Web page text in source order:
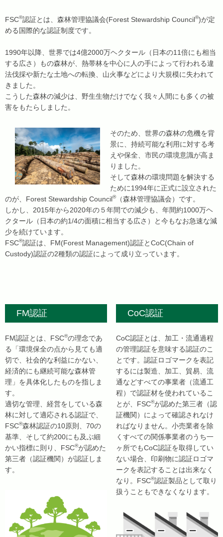
FSC®認証とは、森林管理協議会(Forest Stewardship Council®)が定
める国際的な認証制度です。
1990年以降、世界では4億2000万ヘクタール（日本の11倍にも相当
する広さ）もの森林が、熱帯林を中心に人の手によって行われる違
法伐採や新たな土地への転換、山火事などにより大規模に失われて
きました。
こうした森林の減少は、野生生物だけでなく我々人間にも多くの被
害をもたらしました。
そのため、世界の森林の危機を背
景に、持続可能な利用に対する考
えや保全、市民の環境意識が高ま
りました。
そして森林の環境問題を解決する
ために1994年に正式に設立された
のが、Forest Stewardship Council®（森林管理協議会）です。
しかし、2015年から2020年の５年間での減少も、年間約1000万ヘ
クタール（日本の約1/4の面積に相当する広さ）と今もなお急速な減
少を続けています。
FSC®認証は、FM(Forest Management)認証とCoC(Chain of
Custody)認証の2種類の認証によって成り立っています。
FM認証
FM認証とは、FSC®の理念であ
る「環境保全の点から見ても適
切で、社会的な利益にかない、
経済的にも継続可能な森林管
理」を具体化したものを指しま
す。
適切な管理、経営をしている森
林に対して適応される認証で、
FSC®森林認証の10原則、70の
基準、そして約200にも及ぶ細
かい指標に則り、FSC®が認めた
第三者（認証機関）が認証しま
す。
CoC認証
CoC認証とは、加工・流通過程
の管理認証を意味する認証のこ
とです。認証ロゴマークを表記
するには製造、加工、貿易、流
通などすべての事業者（流通工
程）で認証材を使われているこ
とが、FSC®が認めた第三者（認
証機関）によって確認されなけ
ればなりません。小売業者を除
くすべての関係事業者のうち一
ヶ所でもCoC認証を取得してい
ない場合、印刷物に認証ロゴマ
ークを表記することは出来なく
なり。FSC®認証製品として取り
扱うこともできなくなります。